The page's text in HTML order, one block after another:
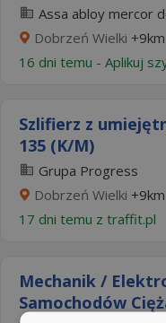
Assa abloy mercor
Dobrzeń Wielki +9km
16 dni temu - Aplikuj
Szlifierz z
135 (K/M)
Grupa Progress
Dobrzeń Wielki +9km
17 dni temu z traffit.pl
Mechanik /
Samochodów